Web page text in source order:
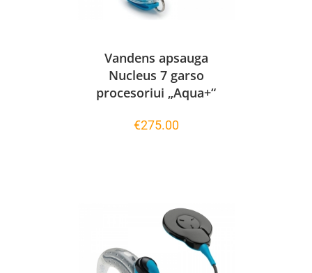
Vandens apsauga
Nucleus 7 garso
procesoriui „Aqua+“
€275.00